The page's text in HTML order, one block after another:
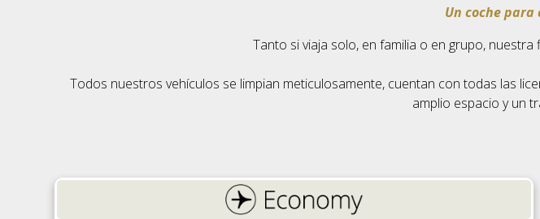
Un coche
Tanto si viaja solo, en familia o en grupo,
Todos nuestros vehículos se limpian meticulosamente, cuentan con todas las
amplio espacio y un